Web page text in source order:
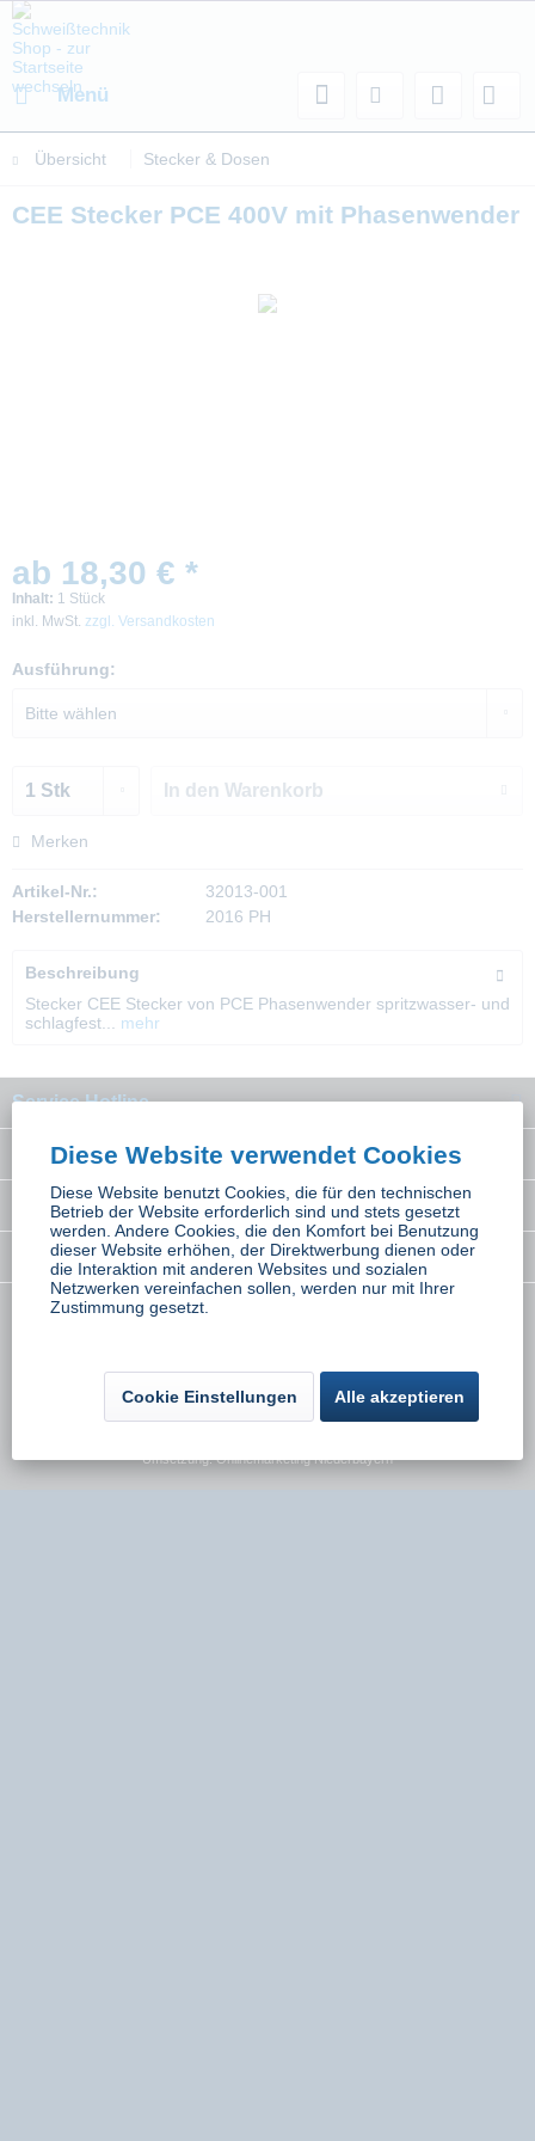
Menü
Übersicht Stecker & Dosen
CEE Stecker PCE 400V mit Phasenwender
ab 18,30 € *
Inhalt: 1 Stück
inkl. MwSt. zzgl. Versandkosten
Ausführung:
In den Warenkorb
Merken
Artikel-Nr.:
32013-001
Herstellernummer:
2016 PH
Beschreibung
Stecker CEE Stecker von PCE Phasenwender spritzwasser- und
schlagfest...
mehr
Service Hotline
Interessantes
Rechtliches
Newsletter
Kontakt Versand und Zahlungsbedingungen
Umsetzung:Onlinemarketing Niederbayern
Diese Website verwendet Cookies
Diese Website benutzt Cookies, die für den technischen
Betrieb der Website erforderlich sind und stets gesetzt
werden. Andere Cookies, die den Komfort bei Benutzung
dieser Website erhöhen, der Direktwerbung dienen oder
die Interaktion mit anderen Websites und sozialen
Netzwerken vereinfachen sollen, werden nur mit Ihrer
Zustimmung gesetzt.
Cookie Einstellungen Alle akzeptieren